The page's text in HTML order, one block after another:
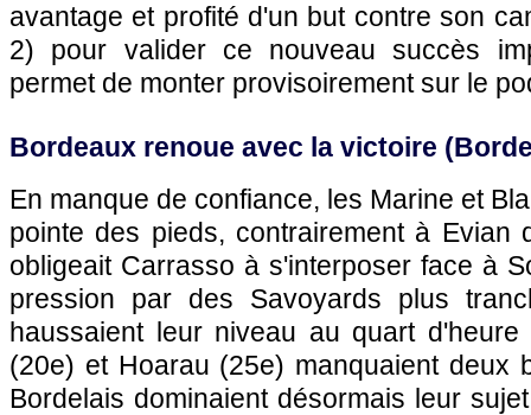
avantage et profité d'un but contre son
2) pour valider ce nouveau succès
permet de monter provisoirement sur le
Bordeaux renoue avec la victoire (
En manque de confiance, les Marine et
pointe des pieds, contrairement à Evian
obligeait Carrasso à s'interposer face à
pression par des Savoyards plus
haussaient leur niveau au quart
(20e) et Hoarau (25e) manquaient deux
Bordelais dominaient désormais leur